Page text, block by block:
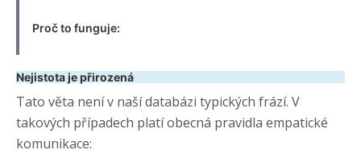
Proč to funguje:
Nejistota je přirozená
Tato věta není v naší databázi typických frází. V
takových případech platí obecná pravidla empatické
komunikace: